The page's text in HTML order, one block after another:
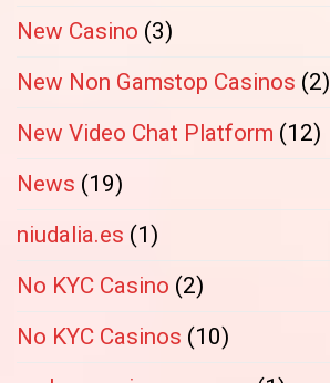
New Casino (3)
New Non Gamstop Casinos (2)
New Video Chat Platform (12)
News (19)
niudalia.es (1)
No KYC Casino (2)
No KYC Casinos (10)